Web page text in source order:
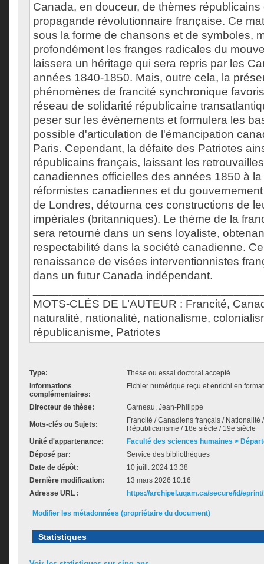
Canada, en douceur, de thèmes
propagande révolutionnaire française. Ce
sous la forme de chansons et de symboles,
profondément les franges radicales du
laissera un héritage qui sera repris par les
années 1840-1850. Mais, outre cela, la
phénomènes de francité synchronique
réseau de solidarité républicaine
peser sur les évènements et formulera les
possible d'articulation de l'émancipation
Paris. Cependant, la défaite des Patriotes
républicains français, laissant les
canadiennes officielles des années 1850 à
réformistes canadiennes et du
de Londres, détourna ces constructions de
impériales (britanniques). Le thème de la
sera retourné dans un sens loyaliste,
respectabilité dans la société canadienne.
renaissance de visées interventionnistes
dans un futur Canada indépendant.
MOTS-CLÉS DE L’AUTEUR : Francité,
naturalité, nationalité, nationalisme,
républicanisme, Patriotes
Type:
Thèse ou essai doctoral accepté
Informations
complémentaires:
Fichier numérique reçu et enrichi en
Directeur de thèse: Garneau, Jean-Philippe
Mots-clés ou Sujets:
Francité / Canadiens français /
Républicanisme / 18e siècle / 19e siècle
Unité d'appartenance:
Faculté des sciences humaines >
Déposé par:
Service des bibliothèques
Date de dépôt:
10 juill. 2024 13:38
Dernière modification:
13 mars 2026 10:16
Adresse URL :
https://archipel.uqam.ca/secure/id/
Modifier les métadonnées (propriétaire du document)
Statistiques